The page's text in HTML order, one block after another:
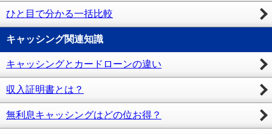
ひと目で分かる一括比較
キャッシング関連知識
キャッシングとカードローンの違い
収入証明書とは？
無利息キャッシングはどの位お得？